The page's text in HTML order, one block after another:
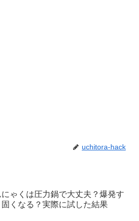
uchitora-hack
にゃくは圧力鍋で大丈夫？爆発す
固くなる？実際に試した結果